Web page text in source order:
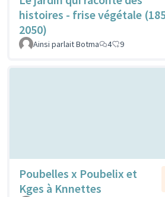
histoires - frise végétale
2050)
Ainsi parlait Botma 4 9
Poubelles x Poubelix et
Kges à Knnettes